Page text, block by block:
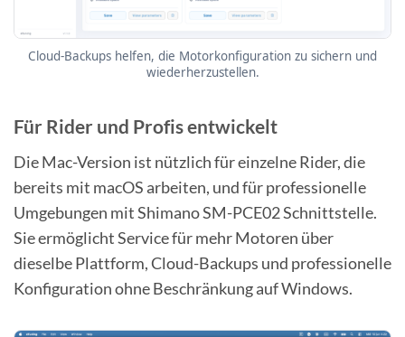
Cloud-Backups helfen, die Motorkonfiguration zu sichern und
wiederherzustellen.
Für Rider und Profis entwickelt
Die Mac-Version ist nützlich für einzelne Rider, die
bereits mit macOS arbeiten, und für professionelle
Umgebungen mit Shimano SM-PCE02 Schnittstelle.
Sie ermöglicht Service für mehr Motoren über
dieselbe Plattform, Cloud-Backups und professionelle
Konfiguration ohne Beschränkung auf Windows.